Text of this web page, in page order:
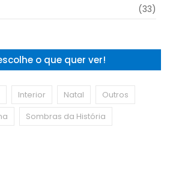
(33)
o que quer ver!
Interior Natal
Outros
Sombras da História